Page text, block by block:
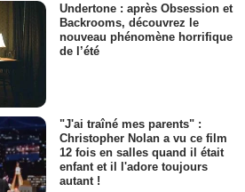
Undertone : après Obsession et
Backrooms, découvrez le
nouveau phénomène horrifique
de l’été
"J'ai traîné mes parents" :
Christopher Nolan a vu ce film
12 fois en salles quand il était
enfant et il l'adore toujours
autant !